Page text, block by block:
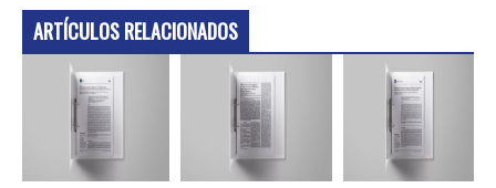
ARTÍCULOS RELACIONADOS